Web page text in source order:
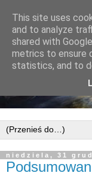
niedziela, 31
This site uses
and to analyze
shared with
metrics to ensure
statistics, and to